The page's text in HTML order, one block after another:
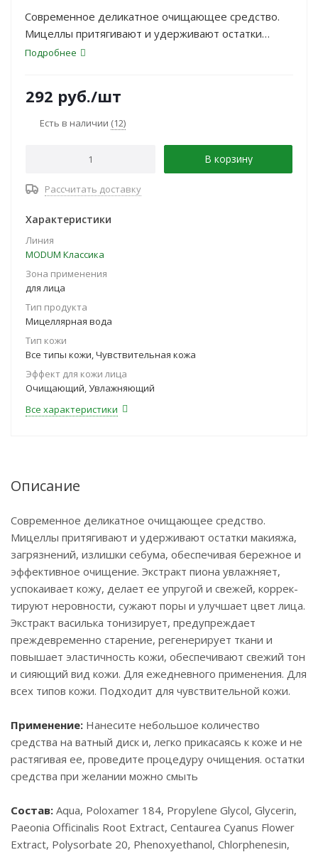
Современное деликатное очищающее средство.
Мицеллы притягивают и удерживают остатки
макияжа, загрязнений, излишки себума,
делает ее упругой и свежей, коррек-тируют
неровности, сужают поры и улучшает цвет лица.
Подробнее
292 руб./шт
Есть в наличии (12)
В корзину
Рассчитать доставку
Характеристики
Линия
MODUM Классика
Зона применения
для лица
Тип продукта
Мицеллярная вода
Тип кожи
Все типы кожи, Чувствительная кожа
Эффект для кожи лица
Очищающий, Увлажняющий
Все характеристики
Описание
Современное деликатное очищающее средство.
Мицеллы притягивают и удерживают остатки макияжа,
загрязнений, излишки себума, обеспечивая бережное и
эффективное очищение. Экстракт пиона увлажняет,
успокаивает кожу, делает ее упругой и свежей, коррек-
тируют неровности, сужают поры и улучшает цвет лица.
Экстракт василька тонизирует, предупреждает
преждевременно старение, регенерирует ткани и
повышает эластичность кожи, обеспечивают свежий тон
и сияющий вид кожи. Для ежедневного применения. Для
всех типов кожи. Подходит для чувствительной кожи.
Применение: Нанесите небольшое количество
средства на ватный диск и, легко прикасаясь к коже и не
растягивая ее, проведите процедуру очищения. остатки
средства при желании можно смыть
Состав: Aqua, Poloxamer 184, Propylene Glycol, Glycerin,
Paeonia Officinalis Root Extract, Centaurea Cyanus Flower
Extract, Polysorbate 20, Phenoxyethanol, Chlorphenesin,